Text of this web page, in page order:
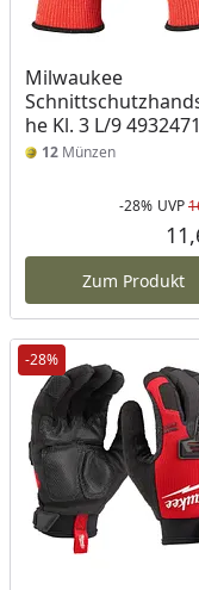
Milwaukee
he Kl. 3 L/9
12 Münzen
-28% UVP
Zum Produkt
-28%